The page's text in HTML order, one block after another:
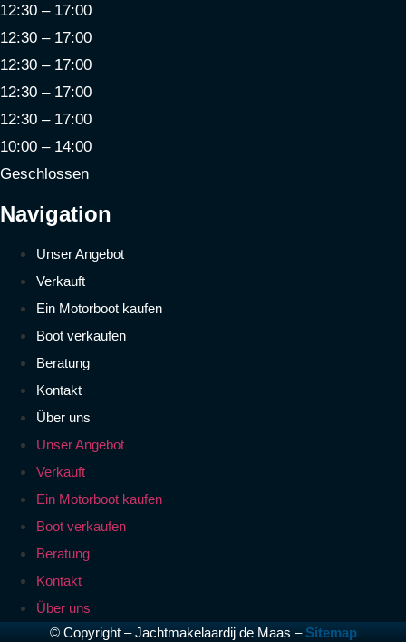
12:30 – 17:00
12:30 – 17:00
12:30 – 17:00
12:30 – 17:00
12:30 – 17:00
10:00 – 14:00
Geschlossen
Navigation
Unser Angebot
Verkauft
Ein Motorboot kaufen
Boot verkaufen
Beratung
Kontakt
Über uns
Unser Angebot
Verkauft
Ein Motorboot kaufen
Boot verkaufen
Beratung
Kontakt
Über uns
© Copyright – Jachtmakelaardij de Maas –Sitemap